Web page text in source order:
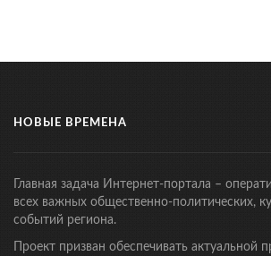
НОВЫЕ ВРЕМЕНА
Главная задача Интернет-портала –
всех важных общественно-политических,
событий региона.
Проект призван обеспечивать актуальной